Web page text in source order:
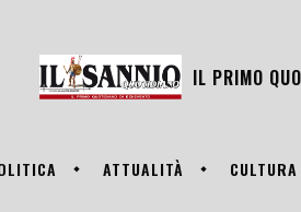
IL PRIMO
ATTUALITÀ CULTURA